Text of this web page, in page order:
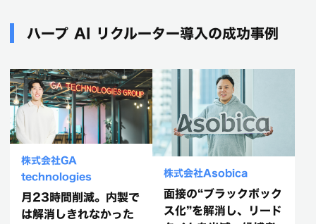
ハープ AI リクルーター導入の成功事例
株式会社GA
technologies
月23時間削減。内製で
は解消しきれなかった
株式会社Asobica
面接の“ブラックボック
ス化”を解消し、リード